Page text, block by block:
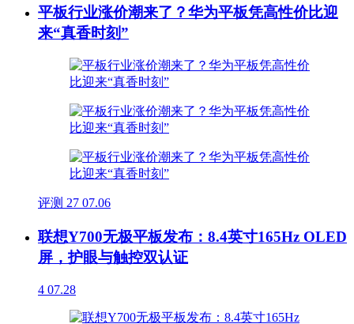
平板行业涨价潮来了？华为平板凭高性价比迎
来“真香时刻”
评测 27 07.06
联想Y700无极平板发布：8.4英寸165Hz OLED
屏，护眼与触控双认证
4 07.28